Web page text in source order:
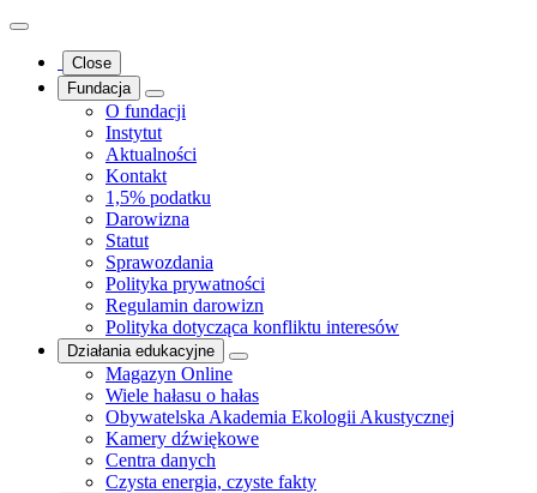
Close
Fundacja
O fundacji
Instytut
Aktualności
Kontakt
1,5% podatku
Darowizna
Statut
Sprawozdania
Polityka prywatności
Regulamin darowizn
Polityka dotycząca konfliktu interesów
Działania edukacyjne
Magazyn Online
Wiele hałasu o hałas
Obywatelska Akademia Ekologii Akustycznej
Kamery dźwiękowe
Centra danych
Czysta energia, czyste fakty